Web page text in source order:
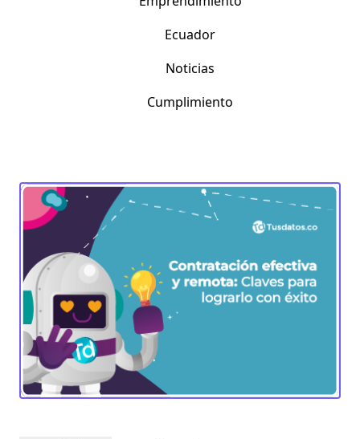
Ecuador
Noticias
Cumplimiento